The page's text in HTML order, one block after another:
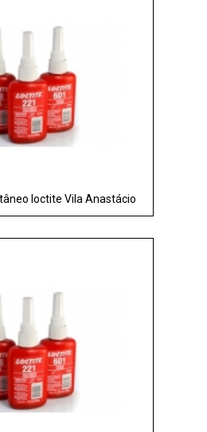
loctite Vila Anastácio